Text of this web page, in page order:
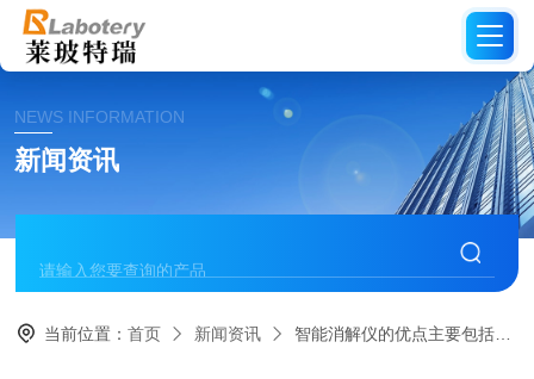
NEWS INFORMATION
新闻资讯
当前位置：首页 新闻资讯 智能消解仪的优点主要包括哪几点？